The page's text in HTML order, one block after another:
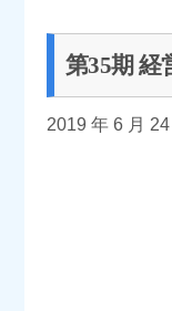
第35期 経
2019 年 6 月 24